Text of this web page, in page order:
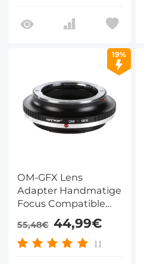
19%
OM-GFX Lens
Adapter Handmatige
Focus Compatible
Olympus OM Lenzen
voor Fuji GFX Camera
Lichaam
55,48€ 44,99€
11